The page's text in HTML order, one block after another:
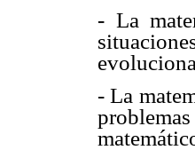
- La
- La